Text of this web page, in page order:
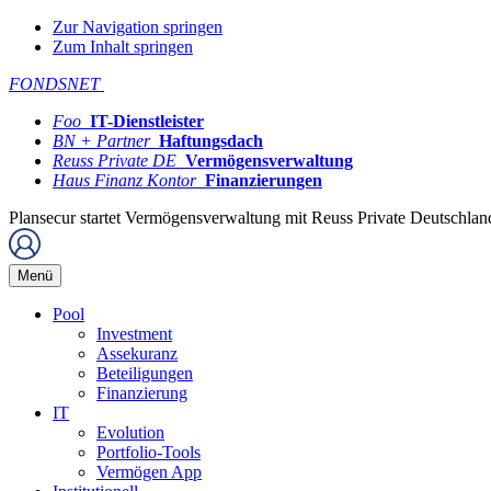
Zur Navigation springen
Zum Inhalt springen
FONDSNET
Foo IT-Dienstleister
BN + Partner Haftungsdach
Reuss Private DE Vermögensverwaltung
Haus Finanz Kontor Finanzierungen
Plansecur startet Vermögensverwaltung mit Reuss Private
Menü
Pool
Investment
Assekuranz
Beteiligungen
Finanzierung
IT
Evolution
Portfolio-Tools
Vermögen App